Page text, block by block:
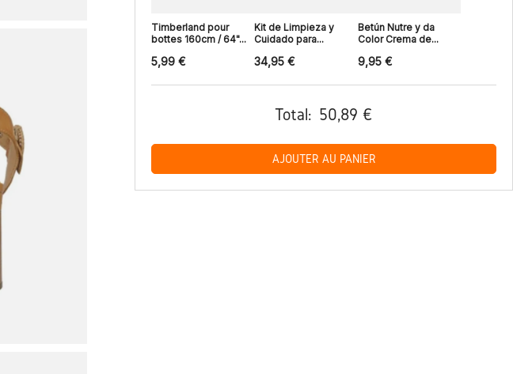
Timberland pour
bottes 160cm / 64"...
5,99 €
Kit de Limpieza y
Cuidado para...
34,95 €
Betún Nutre y da
Color Crema de...
9,95 €
Total: 50,89 €
AJOUTER AU PANIER